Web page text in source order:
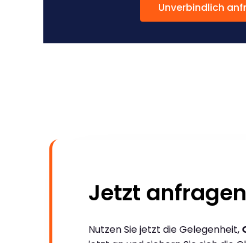
Unverbindlich
Jetzt
Nutzen Sie jetzt die Gelegenheit,